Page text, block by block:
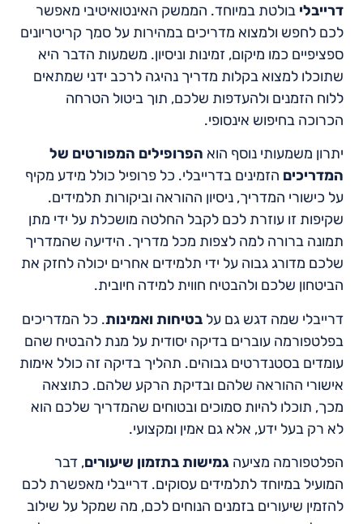
דרייבלי בולטת במיוחד. הממשק האינטואיטיבי מאפשר
לכם לחפש ולמצוא מדריכים במהירות על סמך קריטריונים
ספציפיים כמו מיקום, זמינות וניסיון. משמעות הדבר היא
שתוכלו למצוא בקלות מדריך נהיגה לרכב ידני שמתאים
ללוח הזמנים ולהעדפות שלכם, תוך ביטול הטרחה
הכרוכה בחיפוש אינסופי.
יתרון משמעותי נוסף הוא הפרופילים המפורטים של
המדריכים הזמינים בדרייבלי. כל פרופיל כולל מידע מקיף
על כישורי המדריך, ניסיון ההוראה וביקורות תלמידים.
שקיפות זו עוזרת לכם לקבל החלטה מושכלת על ידי מתן
תמונה ברורה למה לצפות מכל מדריך. הידיעה שהמדריך
שלכם מדורג גבוה על ידי תלמידים אחרים יכולה לחזק את
הביטחון שלכם ולהבטיח חווית למידה חיובית.
דרייבלי שמה דגש גם על בטיחות ואמינות. כל המדריכים
בפלטפורמה עוברים בדיקה יסודית על מנת להבטיח שהם
עומדים בסטנדרטים גבוהים. תהליך בדיקה זה כולל אימות
אישורי ההוראה שלהם ובדיקת הרקע שלהם. כתוצאה
מכך, תוכלו להיות סמוכים ובטוחים שהמדריך שלכם הוא
לא רק בעל ידע, אלא גם אמין ומקצועי.
הפלטפורמה מציעה גמישות בתזמון שיעורים, דבר
המועיל במיוחד לתלמידים עסוקים. דרייבלי מאפשרת לכם
להזמין שיעורים בזמנים הנוחים לכם, מה שמקל על שילוב